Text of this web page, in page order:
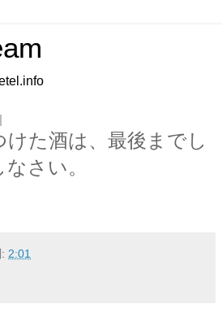
た酒は、最後までし
さい。
2:01